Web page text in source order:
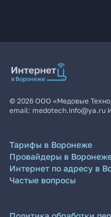
© 2026 ООО «Медовые
email: medotech.info@ya.ru
Тарифы в Воронеже
Провайдеры в
Интернет по адресу в
Частые вопросы